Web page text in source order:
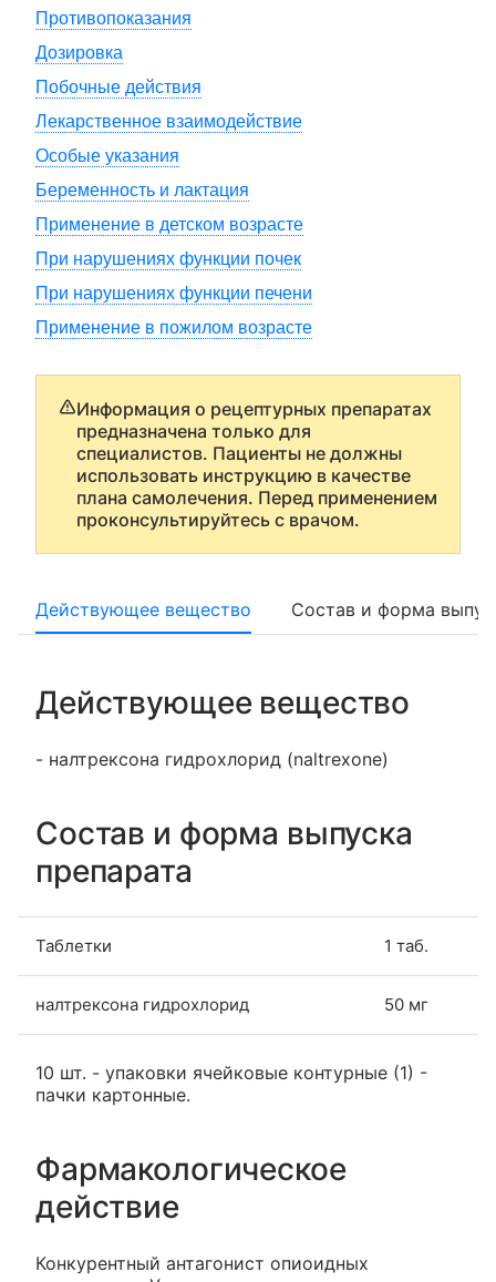
Противопоказания
Дозировка
Побочные действия
Лекарственное взаимодействие
Особые указания
Беременность и лактация
Применение в детском возрасте
При нарушениях функции почек
При нарушениях функции печени
Применение в пожилом возрасте
Информация о рецептурных препаратах
предназначена только для
специалистов. Пациенты не должны
использовать инструкцию в качестве
плана самолечения. Перед применением
проконсультируйтесь с врачом.
Действующее вещество Состав и форма
Действующее вещество
- налтрексона гидрохлорид (naltrexone)
Состав и форма выпуска
препарата
Таблетки 1 таб.
налтрексона гидрохлорид 50 мг
10 шт. - упаковки ячейковые контурные (1) -
пачки картонные.
Фармакологическое
действие
Конкурентный антагонист опиоидных